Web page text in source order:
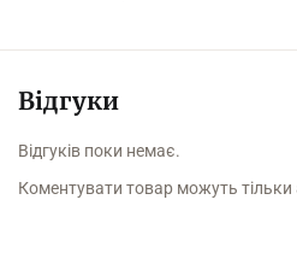
Відгуки
Відгуків поки немає.
Коментувати товар можуть тільки